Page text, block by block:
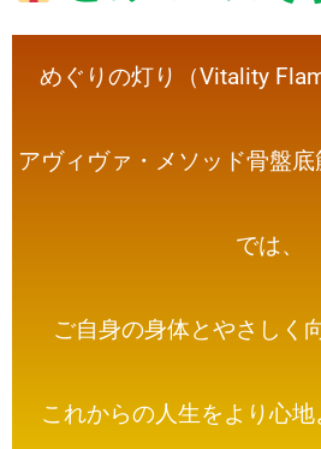
めぐりの灯り（Vitality
アヴィヴァ・メソッド骨盤
では、
ご自身の身体とやさしく
これからの人生をより心